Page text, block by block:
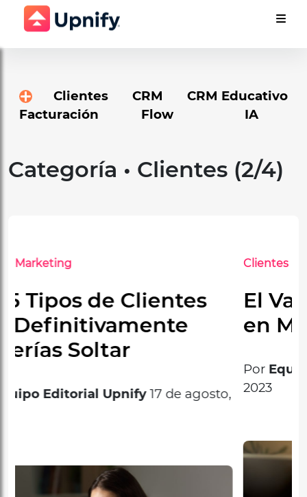
Clientes CRM
CRM Educativo
Facturación
Flow IA
Categoría • Clientes (2/4)
ClientesMarketing
El Valor de la Fidelidad
en Momentos de Crisis
15 de agosto,
2023